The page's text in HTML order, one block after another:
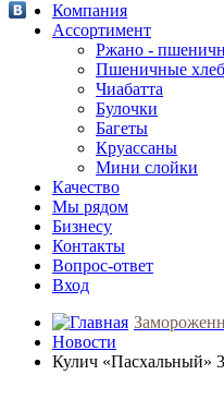
Компания
Ассортимент
Ржано -
Пшеничные
Чиабатта
Булочки
Багеты
Круассаны
Мини слойки
Качество
Мы рядом
Бизнесу
Контакты
Вопрос-ответ
Вход
Новости
Кулич «Пасхальный»